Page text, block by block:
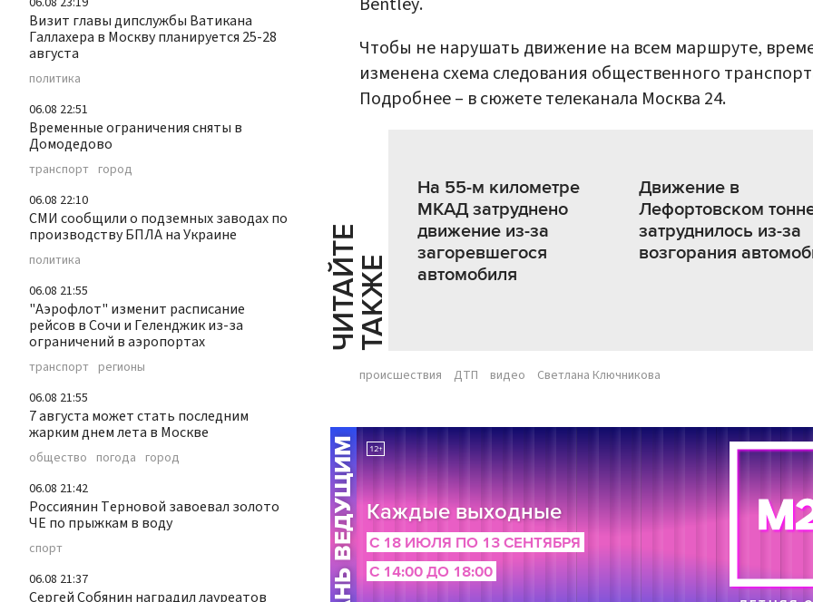
Визит главы дипслужбы Ватикана
Галлахера в Москву планируется 25-28
августа
политика
06.08 22:51
Временные ограничения сняты в
Домодедово
транспорт город
06.08 22:10
СМИ сообщили о подземных заводах по
производству БПЛА на Украине
политика
06.08 21:55
"Аэрофлот" изменит расписание
рейсов в Сочи и Геленджик из-за
ограничений в аэропортах
транспорт регионы
06.08 21:55
7 августа может стать последним
жарким днем лета в Москве
общество погода город
06.08 21:42
Россиянин Терновой завоевал золото
ЧЕ по прыжкам в воду
спорт
06.08 21:37
Сергей Собянин наградил лауреатов
Чтобы не нарушать движение на всем маршруте,
изменена схема следования общественного
Подробнее – в сюжете телеканала Москва 24.
Ч
И
Т
АЙ
Т
Е
Т
А
К
ЖЕ
На 55-м километре
МКАД затруднено
движение из-за
загоревшегося
автомобиля
Движение в
Лефортовском
затруднилось из-за
возгорания
происшествия ДТП видео Светлана Ключникова